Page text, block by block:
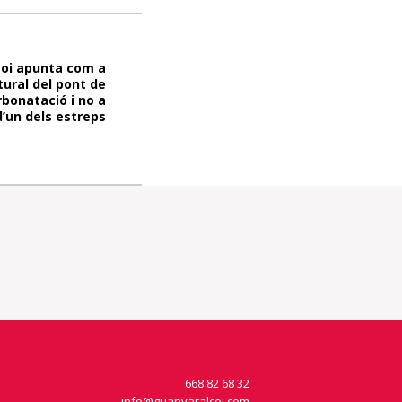
apunta com a
del pont de
i no a
dels estreps
668 82 68 32